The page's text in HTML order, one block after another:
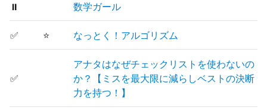
⏸ 数学ガール
✅ ⭐ なっとく！アルゴリズム
✅
アナタはなぜチェックリストを使わないの
か？【ミスを最大限に減らしベストの決断
力を持つ！】